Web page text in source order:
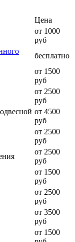
Цена
от 1000
руб
бесплатно
от 1500
руб
от 2500
руб
от 4500
руб
от 2500
руб
от 2500
руб
от 1500
руб
от 2500
руб
от 3500
руб
от 1500